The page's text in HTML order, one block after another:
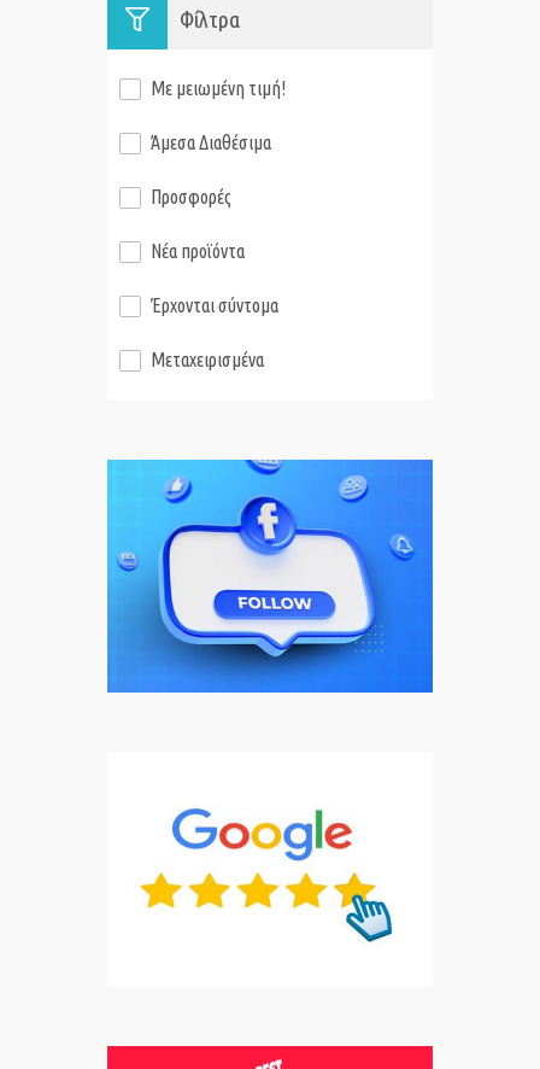
Φίλτρα
Με μειωμένη τιμή!
Άμεσα Διαθέσιμα
Προσφορές
Νέα προϊόντα
Έρχονται σύντομα
Μεταχειρισμένα